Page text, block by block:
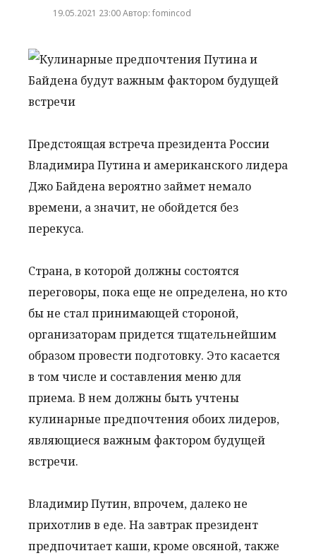
19.05.2021 23:00 Автор: fomincod
Предстоящая встреча президента России
Владимира Путина и американского лидера
Джо Байдена вероятно займет немало
времени, а значит, не обойдется без
перекуса.
Страна, в которой должны состоятся
переговоры, пока еще не определена, но кто
бы не стал принимающей стороной,
организаторам придется тщательнейшим
образом провести подготовку. Это касается
в том числе и составления меню для
приема. В нем должны быть учтены
кулинарные предпочтения обоих лидеров,
являющиеся важным фактором будущей
встречи.
Владимир Путин, впрочем, далеко не
прихотлив в еде. На завтрак президент
предпочитает каши, кроме овсяной, также